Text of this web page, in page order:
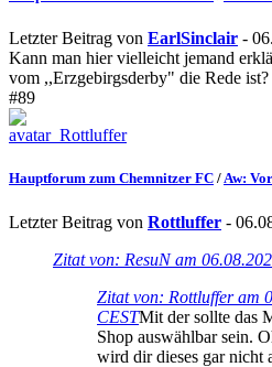
Letzter Beitrag von EarlSinclair -
Kann man hier vielleicht jemand
vom ,,Erzgebirgsderby" die Rede ist?
#89
Hauptforum zum Chemnitzer FC /Aw:
Letzter Beitrag von Rottluffer -
Zitat von: ResuN am
Zitat von: Rottluffer am
CESTMit der sollte das
Shop auswählbar sein.
wird dir dieses gar nicht